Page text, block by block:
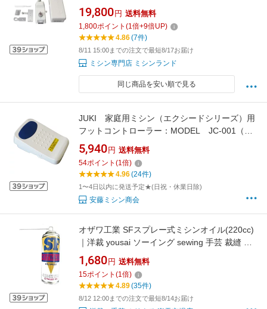
ザー 穴かがり器 職業用
19,800 円 送料無料
1,800ポイント (1倍+9倍UP)
4.86(7件)
8/11 15:00までの注文で最短8/17お届け
ミシン専門店 ミシンランド
同じ商品を安い順で見る
JUKI 家庭用ミシン（エクシードシリーズ）用
フットコントローラー：MODEL JC-001（丸
ピン型）【送料無料】【代引き手数料サービ
ス】
5,940 円 送料無料
54ポイント (1倍)
4.96(24件)
1〜4日以内に発送予定★(日祝・休業日除)
安藤ミシン商会
オザワ工業 SFスプレー式ミシンオイル(220cc)
｜洋裁 yousai ソーイング sewing 手芸 裁縫 ホ
リウチ
1,680 円 送料無料
15ポイント (1倍)
4.89(35件)
8/12 12:00までの注文で最短8/14お届け